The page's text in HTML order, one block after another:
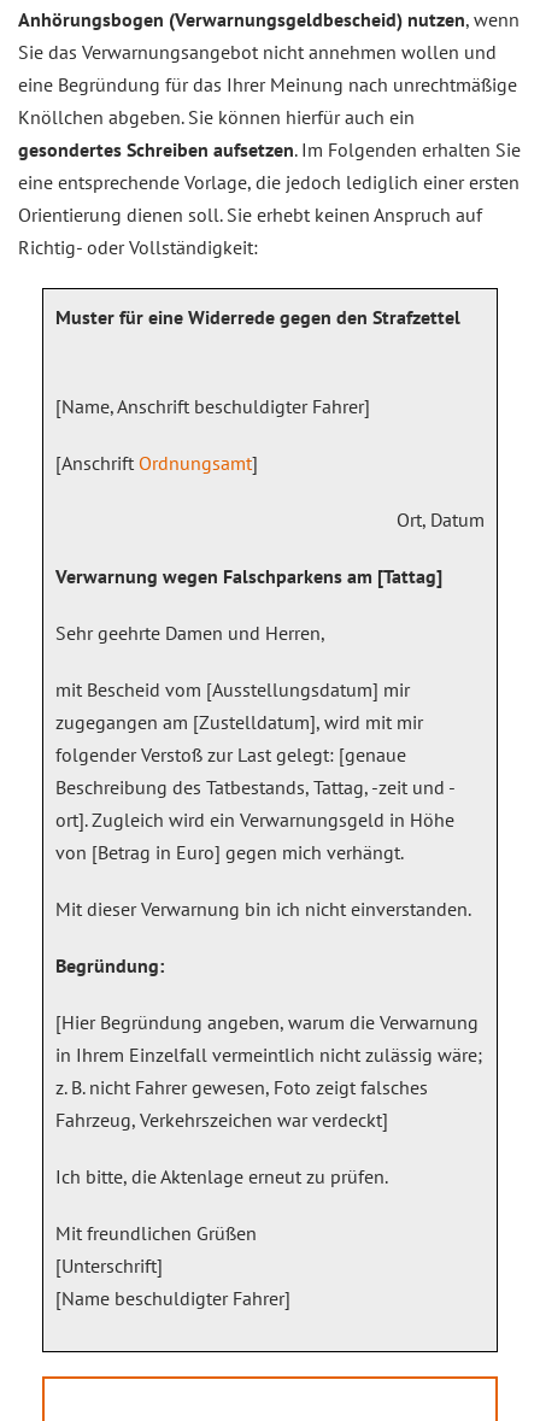
Anhörungsbogen (Verwarnungsgeldbescheid) nutzen, wenn
Sie das Verwarnungsangebot nicht annehmen wollen und
eine Begründung für das Ihrer Meinung nach unrechtmäßige
Knöllchen abgeben. Sie können hierfür auch ein
gesondertes Schreiben aufsetzen. Im Folgenden erhalten Sie
eine entsprechende Vorlage, die jedoch lediglich einer ersten
Orientierung dienen soll. Sie erhebt keinen Anspruch auf
Richtig- oder Vollständigkeit:
Muster für eine Widerrede gegen den Strafzettel
[Name, Anschrift beschuldigter Fahrer]
[Anschrift Ordnungsamt]
Ort, Datum
Verwarnung wegen Falschparkens am [Tattag]
Sehr geehrte Damen und Herren,
mit Bescheid vom [Ausstellungsdatum] mir
zugegangen am [Zustelldatum], wird mit mir
folgender Verstoß zur Last gelegt: [genaue
Beschreibung des Tatbestands, Tattag, -zeit und -
ort]. Zugleich wird ein Verwarnungsgeld in Höhe
von [Betrag in Euro] gegen mich verhängt.
Mit dieser Verwarnung bin ich nicht einverstanden.
Begründung:
[Hier Begründung angeben, warum die Verwarnung
in Ihrem Einzelfall vermeintlich nicht zulässig wäre;
z. B. nicht Fahrer gewesen, Foto zeigt falsches
Fahrzeug, Verkehrszeichen war verdeckt]
Ich bitte, die Aktenlage erneut zu prüfen.
Mit freundlichen Grüßen
[Unterschrift]
[Name beschuldigter Fahrer]